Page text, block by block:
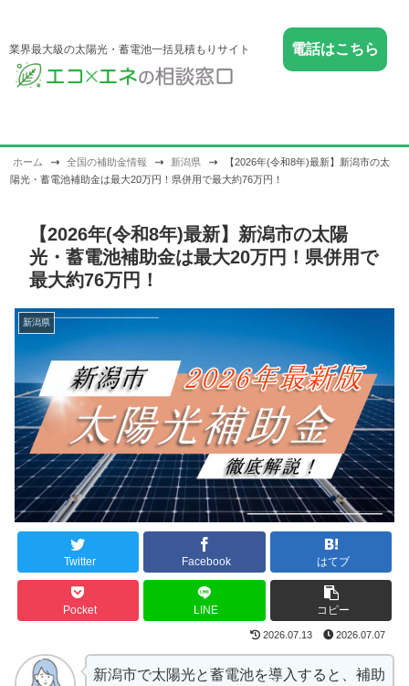
業界最大級の太陽光・蓄電池一括見積もりサイト 電話はこちら
ホーム 全国の補助金情報 新潟県
【2026年(令和8年)最新】新潟市の太
陽光・蓄電池補助金は最大20万円！県併用で最大約76万円！
【2026年(令和8年)最新】新潟市の太陽
光・蓄電池補助金は最大20万円！県併用で
最大約76万円！
新潟県
Twitter Facebook はてブ
Pocket LINE コピー
2026.07.13 2026.07.07
新潟市で太陽光と蓄電池を導入すると、補助